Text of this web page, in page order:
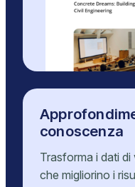
conoscenza
Trasforma i dati
che migliorino i